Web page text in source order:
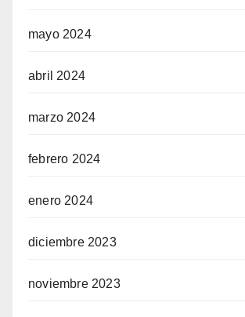
mayo 2024
abril 2024
marzo 2024
febrero 2024
enero 2024
diciembre 2023
noviembre 2023